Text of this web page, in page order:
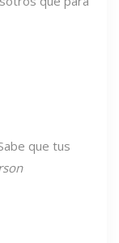
que tus